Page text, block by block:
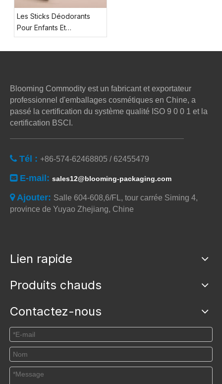
Les Sticks Déodorants
Pour Enfants Et
Adolescents
Blooming Commodity est un fabricant et exportateur
professionnel d'emballages cosmétiques en Chine, a
passé la certification du système qualité ISO 9 0 0 1 et la
certification BSCI.
 Tél : +86-574-62468805 / 62455479
E-mail: sales12@blooming-packaging.com
Ajouter: Salle 604-608,6/FL, tour carrée Siming 4,
province de Yuyao Zhejiang, Chine
Lien rapide
Produits chauds
Contactez-nous